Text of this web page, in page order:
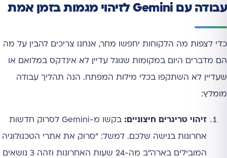
עבודה עם Gemini לזיהוי מגמות בזמן אמת
כדי לצפות מה הלקוחות יחפשו מחר, אנחנו צריכים להבין על מה
הם מדברים היום במקומות שגוגל עדיין לא אינדקס במלואם או
שעדיין לא השתקפו בכלי מילות המפתח. הנה תהליך עבודה
מומלץ:
זיהוי טריגרים חיצוניים: בקשו מ-Gemini לסרוק חדשות
אחרונות בנישה שלכם. למשל: "סרוק את אתרי הטכנולוגיה
המובילים בארה"ב מה-24 שעות האחרונות וזהה 3 נושאים